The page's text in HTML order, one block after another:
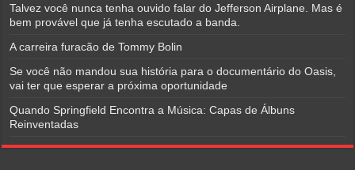
Talvez você nunca tenha ouvido falar do Jefferson Airplane. Mas é
bem provável que já tenha escutado a banda.
A carreira furacão de Tommy Bolin
Se você não mandou sua história para o documentário do Oasis,
vai ter que esperar a próxima oportunidade
Quando Springfield Encontra a Música: Capas de Álbuns
Reinventadas